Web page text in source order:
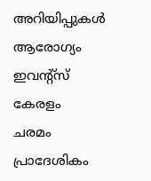
അറിയിപ്പുകള്‍
ആരോഗ്യം
ഇവന്റ്സ്
കേരളം
ചരമം
പ്രാദേശികം